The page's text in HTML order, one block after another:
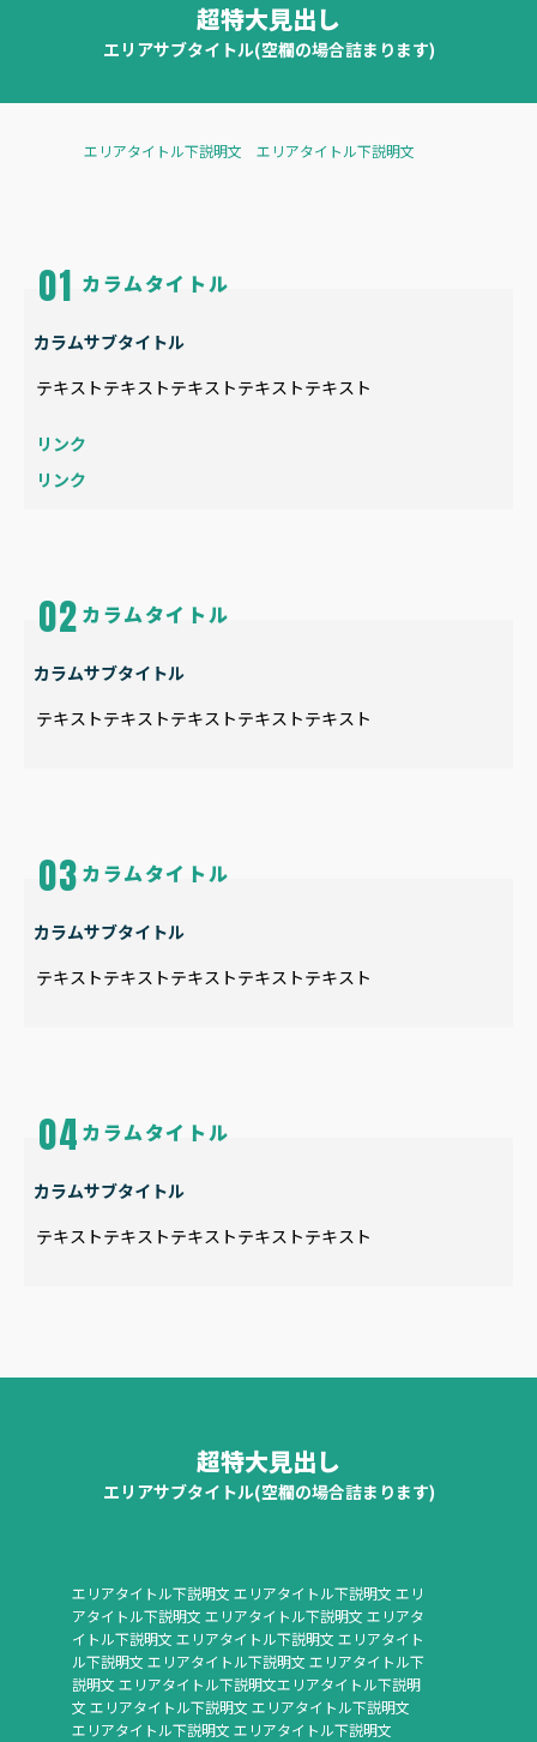
超特大見出し
エリアサブタイトル(空欄の場合詰まります)
エリアタイトル下説明文 エリアタイトル下説明文
カラムタイトル
カラムサブタイトル
テキストテキストテキストテキストテキスト
リンク
リンク
カラムタイトル
カラムサブタイトル
テキストテキストテキストテキストテキスト
カラムタイトル
カラムサブタイトル
テキストテキストテキストテキストテキスト
カラムタイトル
カラムサブタイトル
テキストテキストテキストテキストテキスト
超特大見出し
エリアサブタイトル(空欄の場合詰まります)
エリアタイトル下説明文 エリアタイトル下説明文 エリ
アタイトル下説明文 エリアタイトル下説明文 エリアタ
イトル下説明文 エリアタイトル下説明文 エリアタイト
ル下説明文 エリアタイトル下説明文 エリアタイトル下
説明文 エリアタイトル下説明文エリアタイトル下説明
文 エリアタイトル下説明文 エリアタイトル下説明文
エリアタイトル下説明文 エリアタイトル下説明文